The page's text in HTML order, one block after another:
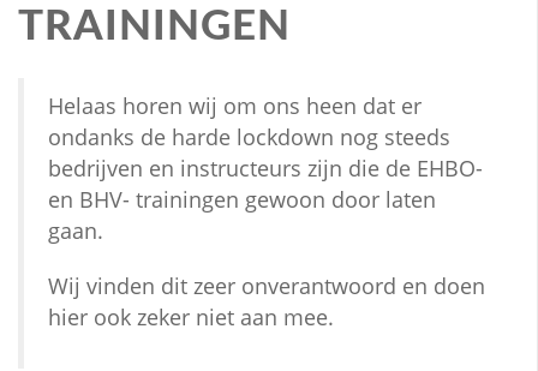
TRAININGEN
Helaas horen wij om ons heen dat er
ondanks de harde lockdown nog steeds
bedrijven en instructeurs zijn die de EHBO-
en BHV- trainingen gewoon door laten
gaan.
Wij vinden dit zeer onverantwoord en doen
hier ook zeker niet aan mee.